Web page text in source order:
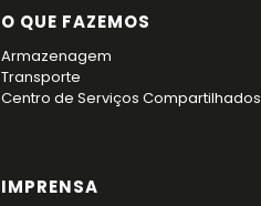
O QUE FAZEMOS
Armazenagem
Transporte
Centro de Serviços Compartilhados
IMPRENSA